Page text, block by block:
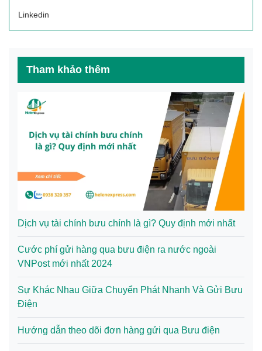
Linkedin
Tham khảo thêm
Dịch vụ tài chính bưu chính là gì? Quy định mới nhất
Cước phí gửi hàng qua bưu điện ra nước ngoài
VNPost mới nhất 2024
Sự Khác Nhau Giữa Chuyển Phát Nhanh Và Gửi Bưu
Điện
Hướng dẫn theo dõi đơn hàng gửi qua Bưu điện